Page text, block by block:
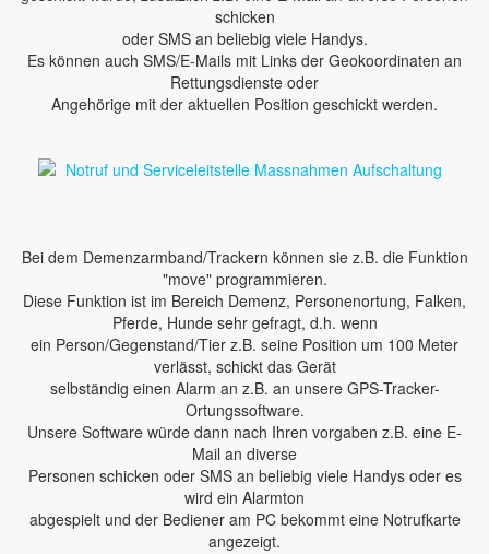
schicken
oder SMS an beliebig viele Handys.
Es können auch SMS/E-Mails mit Links der Geokoordinaten an
Rettungsdienste oder
Angehörige mit der aktuellen Position geschickt werden.
Bei dem Demenzarmband/Trackern können sie z.B. die Funktion
"move" programmieren.
Diese Funktion ist im Bereich Demenz, Personenortung, Falken,
Pferde, Hunde sehr gefragt, d.h. wenn
ein Person/Gegenstand/Tier z.B. seine Position um 100 Meter
verlässt, schickt das Gerät
selbständig einen Alarm an z.B. an unsere GPS-Tracker-
Ortungssoftware.
Unsere Software würde dann nach Ihren vorgaben z.B. eine E-
Mail an diverse
Personen schicken oder SMS an beliebig viele Handys oder es
wird ein Alarmton
abgespielt und der Bediener am PC bekommt eine Notrufkarte
angezeigt.